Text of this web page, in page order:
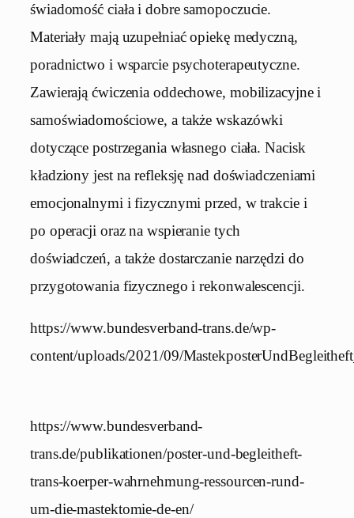
świadomość ciała i dobre samopoczucie.
Materiały mają uzupełniać opiekę medyczną,
poradnictwo i wsparcie psychoterapeutyczne.
Zawierają ćwiczenia oddechowe, mobilizacyjne i
samoświadomościowe, a także wskazówki
dotyczące postrzegania własnego ciała. Nacisk
kładziony jest na refleksję nad doświadczeniami
emocjonalnymi i fizycznymi przed, w trakcie i
po operacji oraz na wspieranie tych
doświadczeń, a także dostarczanie narzędzi do
przygotowania fizycznego i rekonwalescencji.
https://www.bundesverband-trans.de/wp-
content/uploads/2021/09/
https://www.bundesverband-
trans.de/publikationen/poster-und-begleitheft-
trans-koerper-wahrnehmung-ressourcen-rund-
um-die-mastektomie-de-en/